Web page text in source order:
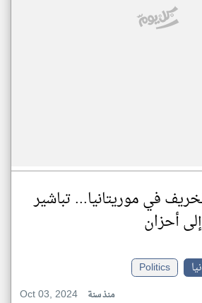
في موريتانيا... تباشير
أحزان
Politics
Oct 03, 2024
منذ سنة